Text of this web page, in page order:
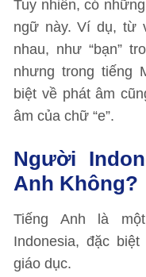
Tuy nhiên, có
ngữ này. Ví dụ, từ
nhau, như “bạn”
nhưng trong tiếng
biệt về phát âm
âm của chữ “e”.
Người
Anh Không?
Tiếng Anh là
Indonesia, đặc
giáo dục.